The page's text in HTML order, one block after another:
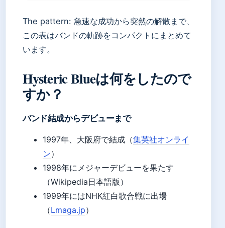
The pattern: 急速な成功から突然の解散まで、
この表はバンドの軌跡をコンパクトにまとめて
います。
Hysteric Blueは何をしたので
すか？
バンド結成からデビューまで
1997年、大阪府で結成（集英社オンライ
ン）
1998年にメジャーデビューを果たす
（Wikipedia日本語版）
1999年にはNHK紅白歌合戦に出場
（Lmaga.jp）